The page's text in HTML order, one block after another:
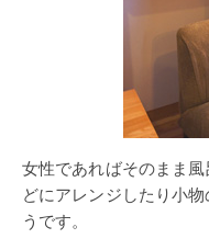
女性であればそのまま
どにアレンジしたり小
うです。